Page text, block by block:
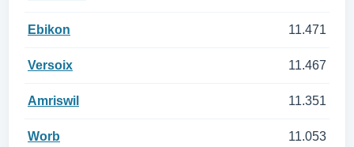
Ebikon 11.471
Versoix 11.467
Amriswil 11.351
Worb 11.053